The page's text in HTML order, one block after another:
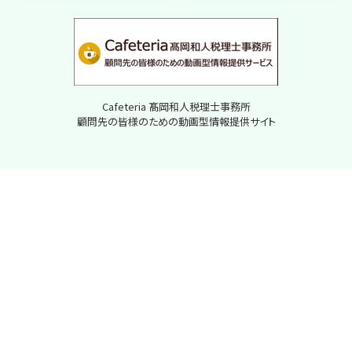
Cafeteria 髙岡和人税理士事務所
顧問先の皆様のための動画型情報提供サイト